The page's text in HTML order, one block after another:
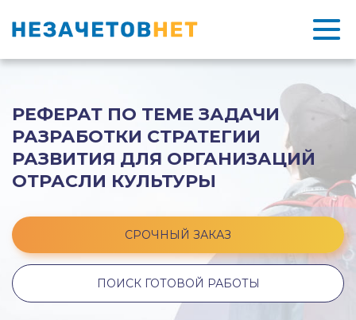
РЕФЕРАТ ПО ТЕМЕ ЗАДАЧИ
РАЗРАБОТКИ СТРАТЕГИИ
РАЗВИТИЯ ДЛЯ ОРГАНИЗАЦИЙ
ОТРАСЛИ КУЛЬТУРЫ
СРОЧНЫЙ ЗАКАЗ
ПОИСК ГОТОВОЙ РАБОТЫ